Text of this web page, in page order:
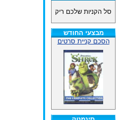
סל הקניות שלכם ריק
מבצעי החודש
הסכם קניית סרטים